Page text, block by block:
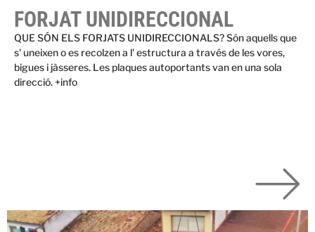
FORJAT UNIDIRECCIONAL
QUE SÓN ELS FORJATS UNIDIRECCIONALS? Són aquells que
s' uneixen o es recolzen a l' estructura a través de les vores,
bigues i jàsseres. Les plaques autoportants van en una sola
direcció. +info